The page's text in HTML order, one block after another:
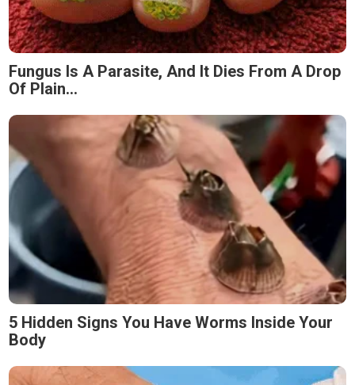
Fungus Is A Parasite, And It Dies From A Drop
Of Plain...
5 Hidden Signs You Have Worms Inside Your
Body